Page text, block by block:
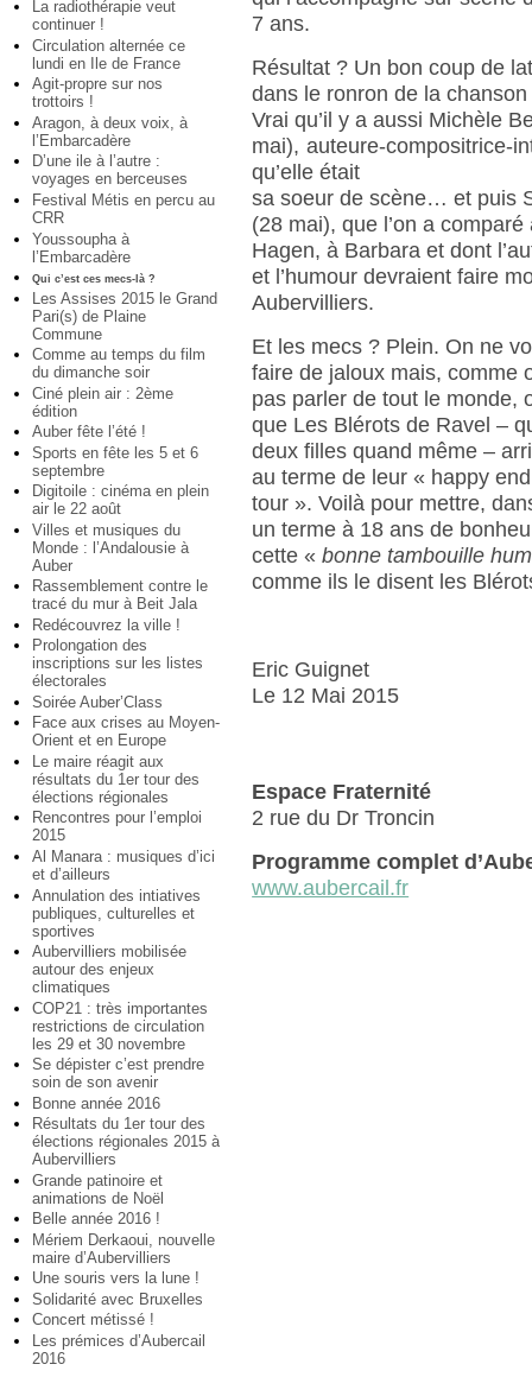
La radiothérapie veut
continuer !
Circulation alternée ce
lundi en Ile de France
Agit-propre sur nos
trottoirs !
Aragon, à deux voix, à
l’Embarcadère
D’une ile à l’autre :
voyages en berceuses
Festival Métis en percu au
CRR
Youssoupha à
l’Embarcadère
Qui c’est ces mecs-là ?
Les Assises 2015 le Grand
Pari(s) de Plaine
Commune
Comme au temps du film
du dimanche soir
Ciné plein air : 2ème
édition
Auber fête l’été !
Sports en fête les 5 et 6
septembre
Digitoile : cinéma en plein
air le 22 août
Villes et musiques du
Monde : l’Andalousie à
Auber
Rassemblement contre le
tracé du mur à Beit Jala
Redécouvrez la ville !
Prolongation des
inscriptions sur les listes
électorales
Soirée Auber’Class
Face aux crises au Moyen-
Orient et en Europe
Le maire réagit aux
résultats du 1er tour des
élections régionales
Rencontres pour l’emploi
2015
Al Manara : musiques d’ici
et d’ailleurs
Annulation des intiatives
publiques, culturelles et
sportives
Aubervilliers mobilisée
autour des enjeux
climatiques
COP21 : très importantes
restrictions de circulation
les 29 et 30 novembre
Se dépister c’est prendre
soin de son avenir
Bonne année 2016
Résultats du 1er tour des
élections régionales 2015 à
Aubervilliers
Grande patinoire et
animations de Noël
Belle année 2016 !
Mériem Derkaoui, nouvelle
maire d’Aubervilliers
Une souris vers la lune !
Solidarité avec Bruxelles
Concert métissé !
Les prémices d’Aubercail
2016
7 ans.
Résultat ? Un bon coup de
dans le ronron de la
Vrai qu’il y a aussi Michèle
mai), auteure-compositrice-
qu’elle était
sa soeur de scène… et puis
(28 mai), que l’on a comparé
Hagen, à Barbara et dont
et l’humour devraient faire
Aubervilliers.
Et les mecs ? Plein. On ne
faire de jaloux mais, comme
pas parler de tout le monde,
que Les Blérots de Ravel –
deux filles quand même –
au terme de leur « happy end
tour ». Voilà pour mettre,
un terme à 18 ans de
cette «bonne tambouille
comme ils le disent les
Eric Guignet
Le 12 Mai 2015
Espace Fraternité
2 rue du Dr Troncin
Programme complet
www.aubercail.fr